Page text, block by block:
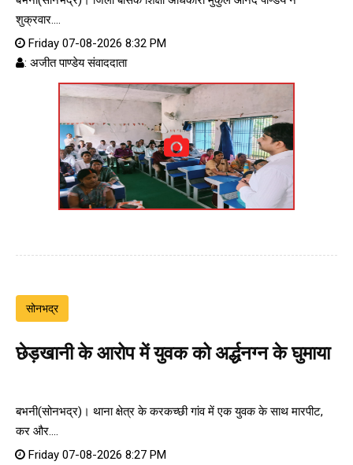
शुक्रवार....
Friday 07-08-2026 8:32 PM
: अजीत पाण्डेय संवाददाता
सोनभद्र
छेड़खानी के आरोप में युवक को अर्द्धनग्न के घुमाया
बभनी(सोनभद्र)। थाना क्षेत्र के करकच्छी गांव में एक युवक के साथ मारपीट,
कर और....
Friday 07-08-2026 8:27 PM